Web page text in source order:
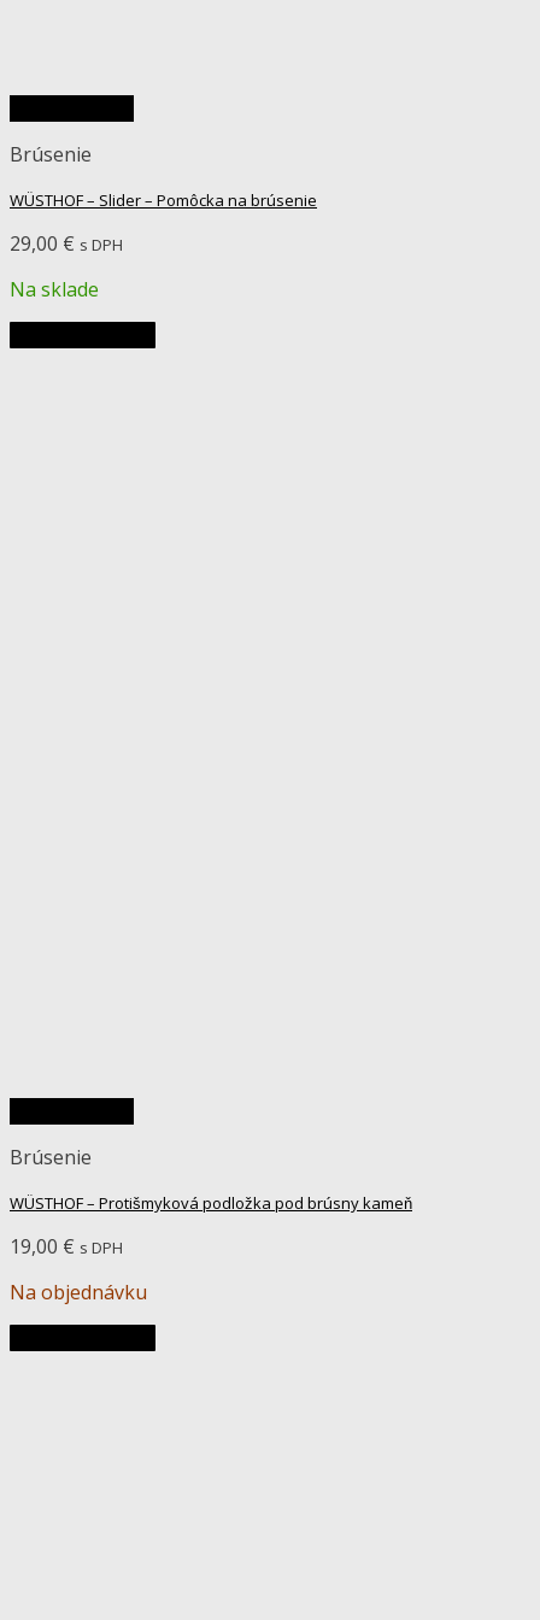
Brúsenie
WÜSTHOF – Slider – Pomôcka na brúsenie
29,00 € s DPH
Na sklade
Brúsenie
WÜSTHOF – Protišmyková podložka pod brúsny kameň
19,00 € s DPH
Na objednávku